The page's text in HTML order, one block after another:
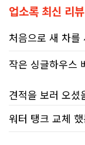
업소록 최신 리뷰
견적을 보러 오셨을 때부터 친절하고 꼼꼼하게 공
저희 집은 사이드 도어가 없어 작업하시기 불편하셨을 텐데도 항상 밝은 모습으